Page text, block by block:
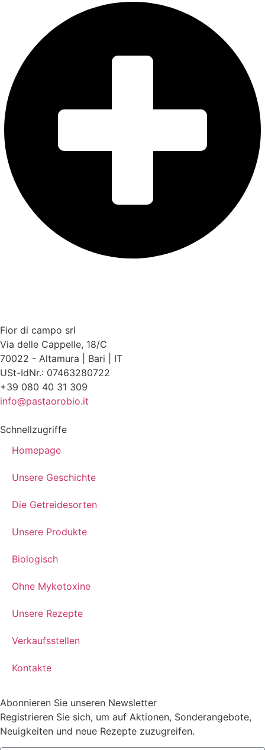
Fior di campo srl
Via delle Cappelle, 18/C
70022 - Altamura | Bari | IT
USt-IdNr.: 07463280722
+39 080 40 31 309
info@pastaorobio.it
Schnellzugriffe
Homepage
Unsere Geschichte
Die Getreidesorten
Unsere Produkte
Biologisch
Ohne Mykotoxine
Unsere Rezepte
Verkaufsstellen
Kontakte
Abonnieren Sie unseren Newsletter
Registrieren Sie sich, um auf Aktionen, Sonderangebote,
Neuigkeiten und neue Rezepte zuzugreifen.